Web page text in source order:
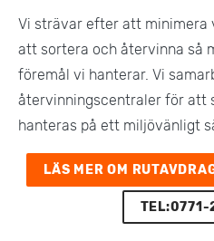
Vi strävar efter att minimera
att sortera och återvinna så
föremål vi hanterar. Vi
återvinningscentraler för att
hanteras på ett miljövänligt
LÄS MER OM
TEL:0771-